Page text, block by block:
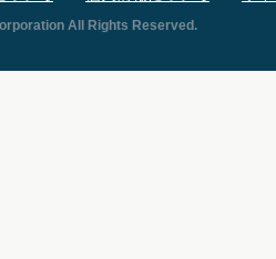
All Rights Reserved.